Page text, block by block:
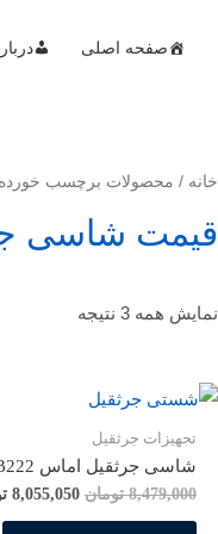
صفحه اصلی
خانه / محصولات برچسب
قیمت شاسی
نمایش همه 3 نتیجه
تجهیزات جرثقیل
شاسی جرثقیل اماس PV7E30B222
8,479,000 تومان 8,055,050